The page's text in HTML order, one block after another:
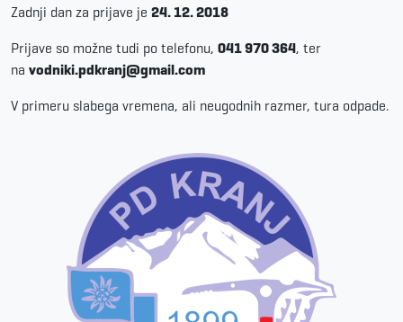
Zadnji dan za prijave je 24. 12. 2018
Prijave so možne tudi po telefonu, 041 970 364, ter
na vodniki.pdkranj@gmail.com
V primeru slabega vremena, ali neugodnih razmer, tura odpade.